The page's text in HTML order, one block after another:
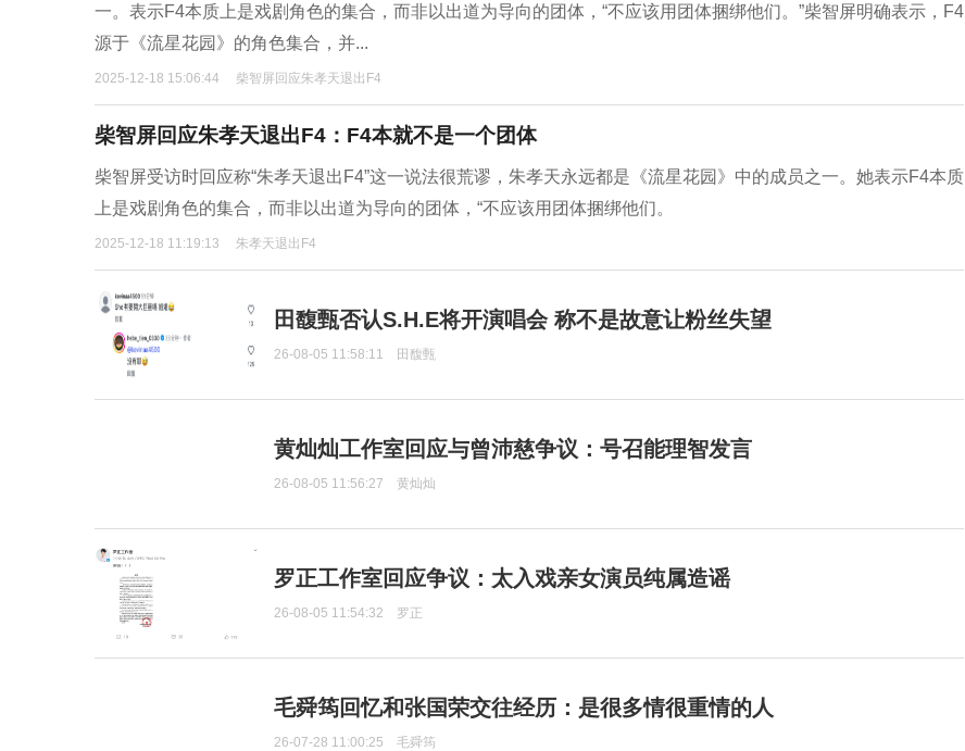
一。表示F4本质上是戏剧角色的集合，而非以出道为导向的团体，“不应该用团体捆绑他们。”柴智屏明确表示，F4
源于《流星花园》的角色集合，并...
2025-12-18 15:06:44 柴智屏回应朱孝天退出F4
柴智屏回应朱孝天退出F4：F4本就不是一个团体
柴智屏受访时回应称“朱孝天退出F4”这一说法很荒谬，朱孝天永远都是《流星花园》中的成员之一。她表示F4本质
上是戏剧角色的集合，而非以出道为导向的团体，“不应该用团体捆绑他们。
2025-12-18 11:19:13 朱孝天退出F4
田馥甄否认S.H.E将开演唱会 称不是故意让粉丝失望
26-08-05 11:58:11 田馥甄
黄灿灿工作室回应与曾沛慈争议：号召能理智发言
26-08-05 11:56:27 黄灿灿
罗正工作室回应争议：太入戏亲女演员纯属造谣
26-08-05 11:54:32 罗正
毛舜筠回忆和张国荣交往经历：是很多情很重情的人
26-07-28 11:00:25 毛舜筠